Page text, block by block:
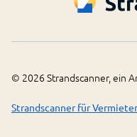
© 2026 Strandscanner, ein
Strandscanner für Vermieter